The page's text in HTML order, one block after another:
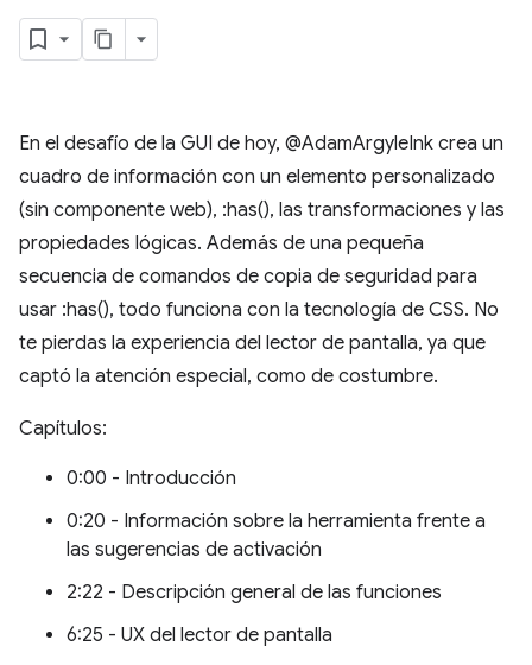
En el desafío de la GUI de hoy, @AdamArgyleInk crea un
cuadro de información con un elemento personalizado
(sin componente web), :has(), las transformaciones y las
propiedades lógicas. Además de una pequeña
secuencia de comandos de copia de seguridad para
usar :has(), todo funciona con la tecnología de CSS. No
te pierdas la experiencia del lector de pantalla, ya que
captó la atención especial, como de costumbre.
Capítulos:
0:00 - Introducción
0:20 - Información sobre la herramienta frente a
las sugerencias de activación
2:22 - Descripción general de las funciones
6:25 - UX del lector de pantalla